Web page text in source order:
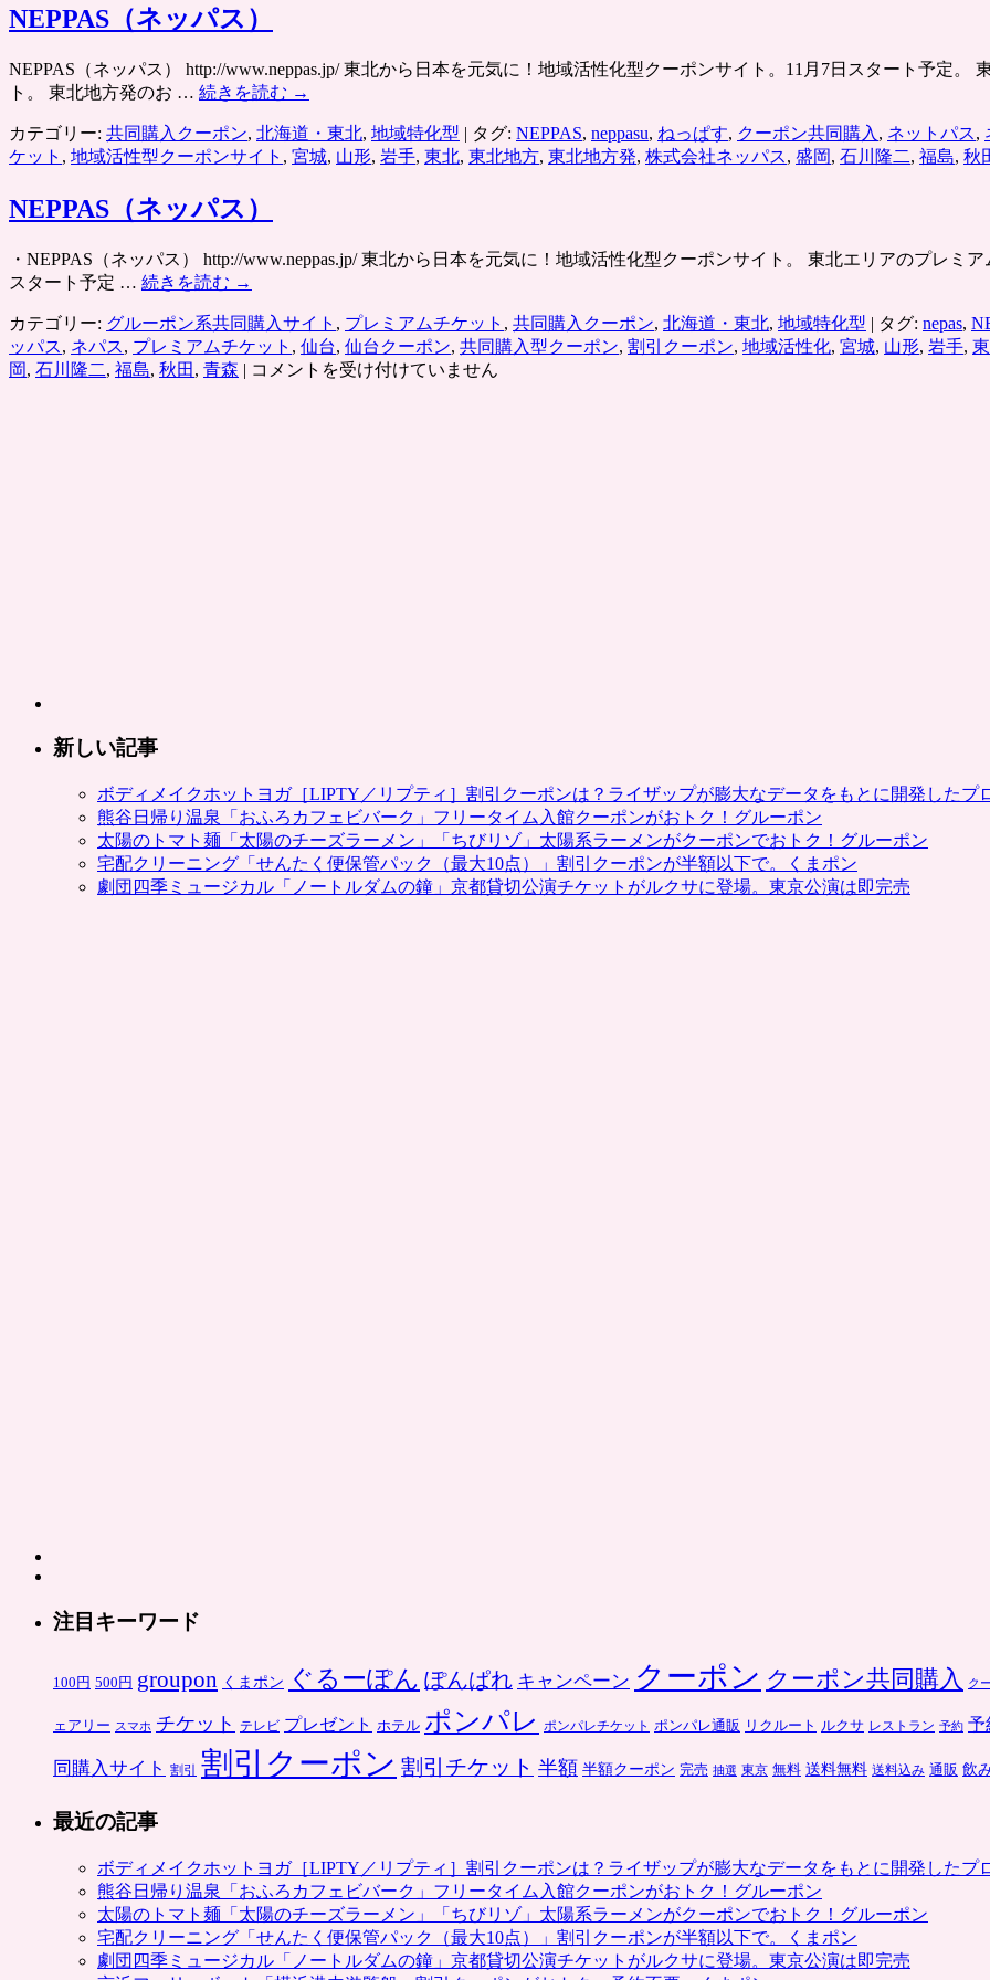
NEPPAS（ネッパス）
NEPPAS（ネッパス） http://www.neppas.jp/ 東北から日本を元気に！地域活性化型クーポンサイト。11月7日スタート予定
ト。 東北地方発のお … 続きを読む →
カテゴリー: 共同購入クーポン, 北海道・東北, 地域特化型 | タグ: NEPPAS, neppasu, ねっぱす, クーポン共同購入 , ネットパス,
ケット , 地域活性型クーポンサイト , 宮城, 山形, 岩手, 東北, 東北地方, 東北地方発, 株式会社ネッパス, 盛岡, 石川隆二, 福島, 秋
NEPPAS（ネッパス）
・NEPPAS（ネッパス） http://www.neppas.jp/ 東北から日本を元気に！地域活性化型クーポンサイト。 東北エリアのプレミ
スタート予定 … 続きを読む →
カテゴリー: グルーポン系共同購入サイト , プレミアムチケット , 共同購入クーポン, 北海道・東北, 地域特化型 | タグ: nepas,
ッパス, ネパス, プレミアムチケット , 仙台, 仙台クーポン, 共同購入型クーポン, 割引クーポン, 地域活性化, 宮城, 山形, 岩手,
岡, 石川隆二, 福島, 秋田 , 青森 | NEPPAS（ネ
コメントを受け付けていません
新しい記事
ボディメイクホットヨガ［LIPTY／リプティ］割引クーポンは？ライザップが膨大なデータをもとに開発したプ
熊谷日帰り温泉「おふろカフェビバーク」フリータイム入館クーポンがおトク！グルーポン
太陽のトマト麺「太陽のチーズラーメン」「ちびリゾ」太陽系ラーメンがクーポンでおトク！グルーポン
宅配クリーニング「せんたく便保管パック（最大10点）」割引クーポンが半額以下で。くまポン
劇団四季ミュージカル「ノートルダムの鐘」京都貸切公演チケットがルクサに登場。東京公演は即完売
注目キーワード
100円 500円 groupon くまポン ぐるーぽん ぽんぱれ キャンペーン クーポン クーポン共同購入 ク
ェアリー スマホ チケット テレビ プレゼント ホテル ポンパレ ポンパレチケット ポンパレ通販 リクルート ルクサ レストラン 予約 予
同購入サイト 割引 割引クーポン 割引チケット 半額 半額クーポン 完売 抽選 東京 無料 送料無料 送料込み 通販 飲
最近の記事
ボディメイクホットヨガ［LIPTY／リプティ］割引クーポンは？ライザップが膨大なデータをもとに開発したプ
熊谷日帰り温泉「おふろカフェビバーク」フリータイム入館クーポンがおトク！グルーポン
太陽のトマト麺「太陽のチーズラーメン」「ちびリゾ」太陽系ラーメンがクーポンでおトク！グルーポン
宅配クリーニング「せんたく便保管パック（最大10点）」割引クーポンが半額以下で。くまポン
劇団四季ミュージカル「ノートルダムの鐘」京都貸切公演チケットがルクサに登場。東京公演は即完売